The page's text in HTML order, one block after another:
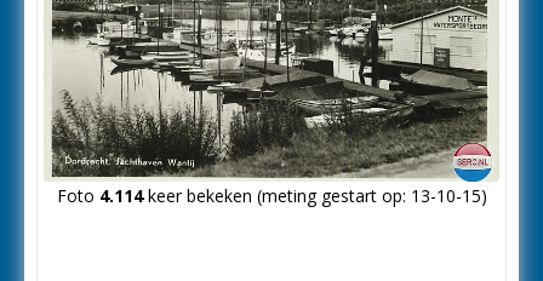
Foto 4.114keer bekeken (meting gestart op: 13-10-15)